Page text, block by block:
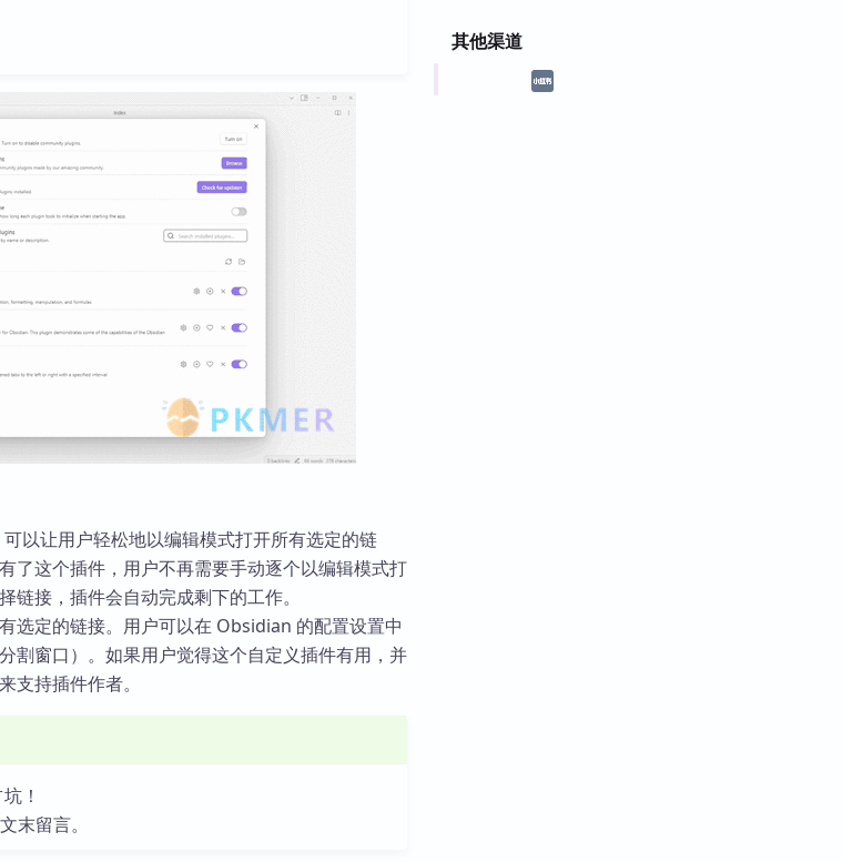
其他渠道
以让用户轻松地以编辑模式打开所有选定的链
了这个插件，用户不再需要手动逐个以编辑模式打
接，插件会自动完成剩下的工作。
选定的链接。用户可以在 Obsidian 的配置设置中
割窗口）。如果用户觉得这个自定义插件有用，并
支持插件作者。
！
末留言。